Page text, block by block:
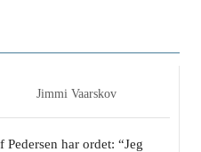
Jimmi Vaarskov
har ordet: “Jeg